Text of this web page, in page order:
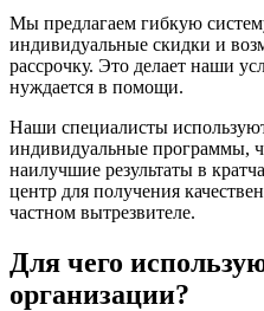
Мы предлагаем гибкую
индивидуальные скидки и
рассрочку. Это делает наши
нуждается в помощи.
Наши специалисты
индивидуальные программы,
наилучшие результаты в
центр для получения
частном вытрезвителе.
Для чего
организации?